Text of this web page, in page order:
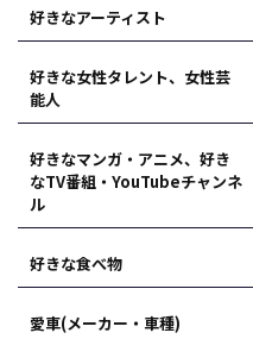
好きなアーティスト
好きな女性タレント、女性芸
能人
好きなマンガ・アニメ、好き
なTV番組・YouTubeチャンネ
ル
好きな食べ物
愛車(メーカー・車種)